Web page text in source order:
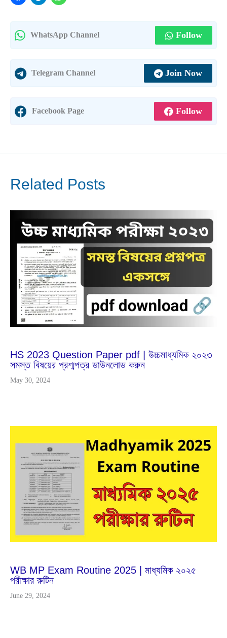
WhatsApp Channel Follow
Telegram Channel Join Now
Facebook Page Follow
Related Posts
HS 2023 Question Paper pdf | উচ্চমাধ্যমিক ২০২৩
সমস্ত বিষয়ের প্রশ্মপত্র ডাউনলোড করুন
May 30, 2024
WB MP Exam Routine 2025 | মাধ্যমিক ২০২৫
পরীক্ষার রুটিন
June 29, 2024